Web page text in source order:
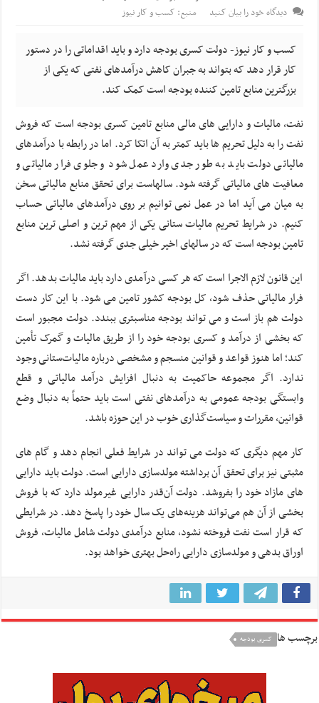
دیدگاه خود را بیان کنید
منبع: کسب و کار نیوز
کسب و کار نیوز- دولت کسری بودجه دارد و باید اقداماتی را در دستور
کار قرار دهد که بتواند به جبران کاهش درآمدهای نفتی که یکی از
بزرگترین منابع تامین کننده بودجه است کمک کند.
نفت، مالیات و دارایی های مالی منابع تامین کسری بودجه است که فروش
نفت را به دلیل تحریم ها باید کمتر به آن اتکا کرد. اما در رابطه با درآمدهای
مالیاتی دولت باید به طور جدی وارد عمل شود و جلوی فرار مالیاتی و
معافیت های مالیاتی گرفته شود. سالهاست برای تحقق منابع مالیاتی سخن
به میان می آید اما در عمل نمی توانیم بر روی درآمدهای مالیاتی حساب
کنیم. در شرایط تحریم مالیات ستانی یکی از مهم ترین و اصلی ترین منابع
تامین بودجه است که در سالهای اخیر خیلی جدی گرفته نشد.
این قانون لازم الاجرا است که هر کسی درآمدی دارد باید مالیات بدهد. اگر
فرار مالیاتی حذف شود، کل بودجه کشور تامین می شود. با این کار دست
دولت هم باز است و می تواند بودجه مناسبتری ببندد. دولت مجبور است
که بخشی از درآمد و کسری بودجه خود را از طریق مالیات و گمرک تأمین
کند؛ اما هنوز قواعد و قوانین منسجم و مشخصی درباره مالیات‌ستانی وجود
ندارد. اگر مجموعه حاکمیت به دنبال افزایش درآمد مالیاتی و قطع
وابستگی بودجه عمومی به درآمدهای نفتی است باید حتماً به دنبال وضع
قوانین، مقررات و سیاست‌گذاری خوب در این حوزه باشد.
کار مهم دیگری که دولت می تواند در شرایط فعلی انجام دهد و گام های
مثبتی نیز برای تحقق آن برداشته مولدسازی دارایی است. دولت باید دارایی
های مازاد خود را بفروشد. دولت آن‌قدر دارایی غیرمولد دارد که با فروش
بخشی از آن هم می‌تواند هزینه‌های یک سال خود را پاسخ دهد. در شرایطی
که قرار است نفت فروخته نشود، منابع درآمدی دولت شامل مالیات، فروش
اوراق بدهی و مولدسازی دارایی راه‌حل بهتری خواهد بود.
برچسب ها کسری بودجه